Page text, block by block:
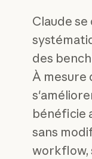
Claude se
des
À mesure
bénéficie
sans
workflow,